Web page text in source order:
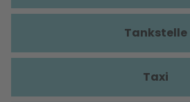
Tankstelle
Taxi